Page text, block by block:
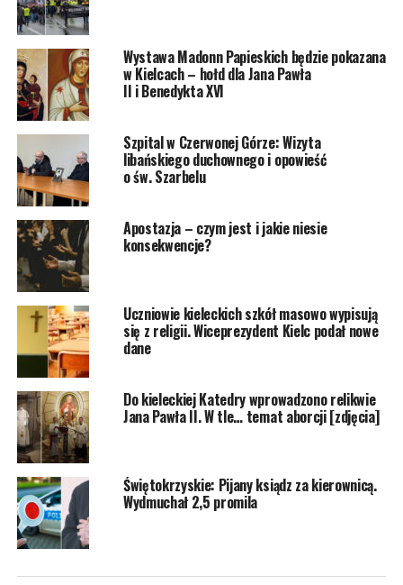
Wystawa Madonn Papieskich będzie pokazana
w Kielcach – hołd dla Jana Pawła
II i Benedykta XVI
Szpital w Czerwonej Górze: Wizyta
libańskiego duchownego i opowieść
o św. Szarbelu
Apostazja – czym jest i jakie niesie
konsekwencje?
Uczniowie kieleckich szkół masowo wypisują
się z religii. Wiceprezydent Kielc podał nowe
dane
Do kieleckiej Katedry wprowadzono relikwie
Jana Pawła II. W tle… temat aborcji [zdjęcia]
Świętokrzyskie: Pijany ksiądz za kierownicą.
Wydmuchał 2,5 promila